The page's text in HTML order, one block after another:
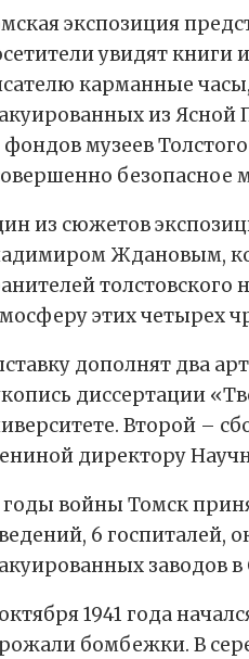
экспозиция
увидят
карманные
из Ясной
фондов музеев
безопасное
из сюжетов
Ждановым,
этих четырех
дополнят два
диссертации
Второй –
директору
годы войны Томск
6 госпиталей,
заводов
октября 1941 года
бомбежки. В